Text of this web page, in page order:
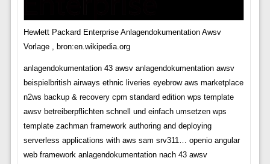
Hewlett Packard Enterprise Anlagendokumentation Awsv
Vorlage , bron:en.wikipedia.org
anlagendokumentation 43 awsv anlagendokumentation awsv
beispielbritish airways ethnic liveries eyebrow aws marketplace
n2ws backup & recovery cpm standard edition wps template
awsv betreiberpflichten schnell und einfach umsetzen wps
template zachman framework authoring and deploying
serverless applications with aws sam srv311… openio angular
web framework anlagendokumentation nach 43 awsv